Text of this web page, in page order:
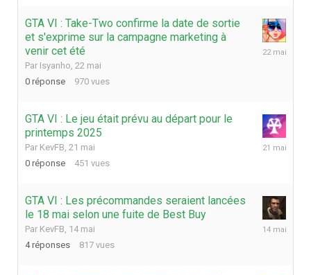
GTA VI : Take-Two confirme la date de sortie
et s'exprime sur la campagne marketing à
venir cet été
Par Isyanho, 22 mai
0 réponse 970 vues
22
GTA VI : Le jeu était prévu au départ pour le
printemps 2025
Par KevFB, 21 mai
0 réponse 451 vues
21
GTA VI : Les précommandes seraient lancées
le 18 mai selon une fuite de Best Buy
Par KevFB, 14 mai
4 réponses 817 vues
14